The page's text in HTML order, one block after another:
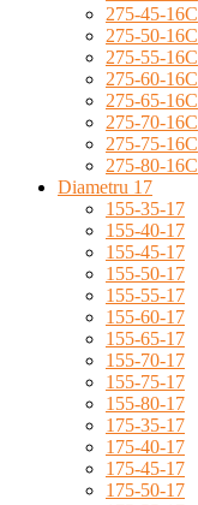
275-45-16C
275-50-16C
275-55-16C
275-60-16C
275-65-16C
275-70-16C
275-75-16C
275-80-16C
Diametru 17
155-35-17
155-40-17
155-45-17
155-50-17
155-55-17
155-60-17
155-65-17
155-70-17
155-75-17
155-80-17
175-35-17
175-40-17
175-45-17
175-50-17